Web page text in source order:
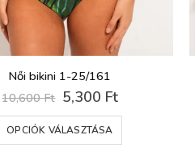
Női bikini 1-25/161
10,600Ft Original
price
was:
10,600 Ft.
5,300 FtCurrent
price
5,300 Ft.
OPCIÓK VÁLASZTÁSA
a